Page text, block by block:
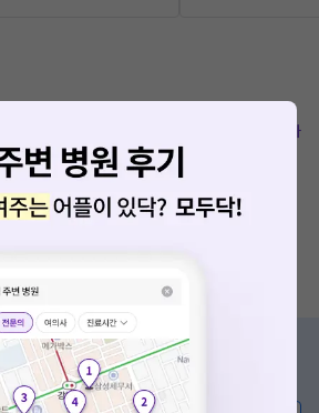
제아메디컬빌딩, 2층 복사
, 궁금한 점이 있나요?
의사가 직접 답해드려요!